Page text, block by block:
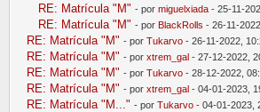
RE: Matrícula "M" - por miguelxiada - 25-11-
RE: Matrícula "M" - por BlackRolls - 26-11-
RE: Matrícula "M" - por Tukarvo - 26-11-2022,
RE: Matrícula "M" - por xtrem_gal - 27-12-2022,
RE: Matrícula "M" - por Tukarvo - 28-12-2022,
RE: Matrícula "M" - por xtrem_gal - 04-01-2023,
RE: Matrícula "M..." - por Tukarvo - 04-01-2023,